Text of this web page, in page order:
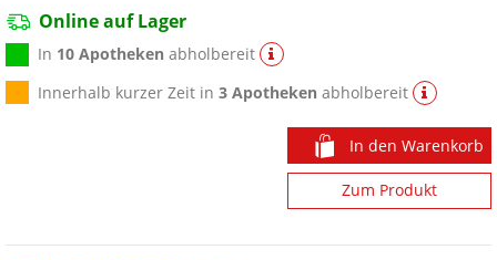
Online auf Lager
In 10 Apotheken abholbereit
Innerhalb kurzer Zeit in3 Apotheken abholbereit
In den Warenkorb
Zum Produkt